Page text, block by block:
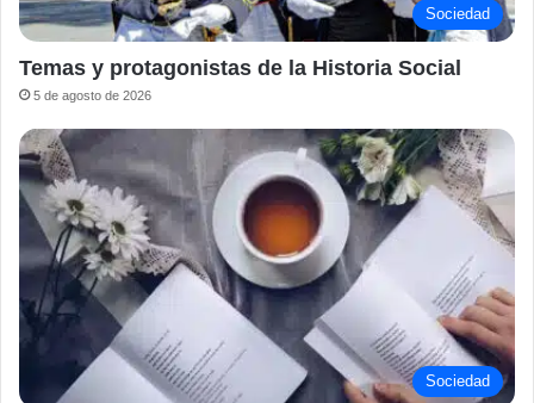
Sociedad
Temas y protagonistas de la Historia Social
5 de agosto de 2026
Sociedad